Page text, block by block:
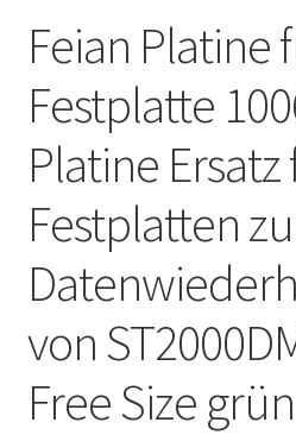
Feian Platine
Festplatte
Platine Ersatz
Festplatten
von
Free Size grün